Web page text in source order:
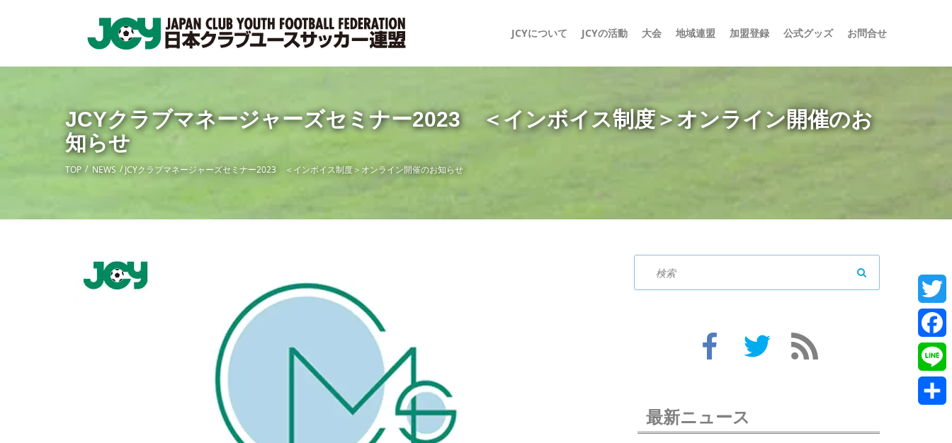
JCYについて JCYの活動 大会 地域連盟 加盟登録 公式グッズ お問合せ
JCYクラブマネージャーズセミナー2023 ＜インボイス制度＞オンライン開催のお
知らせ
TOP NEWS JCYクラブマネージャーズセミナー2023 ＜インボイス制度＞オンライン開催のお知らせ
最新ニュース
Line